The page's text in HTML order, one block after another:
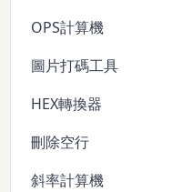
OPS計算機
圖片打碼工具
HEX轉換器
刪除空行
斜率計算機